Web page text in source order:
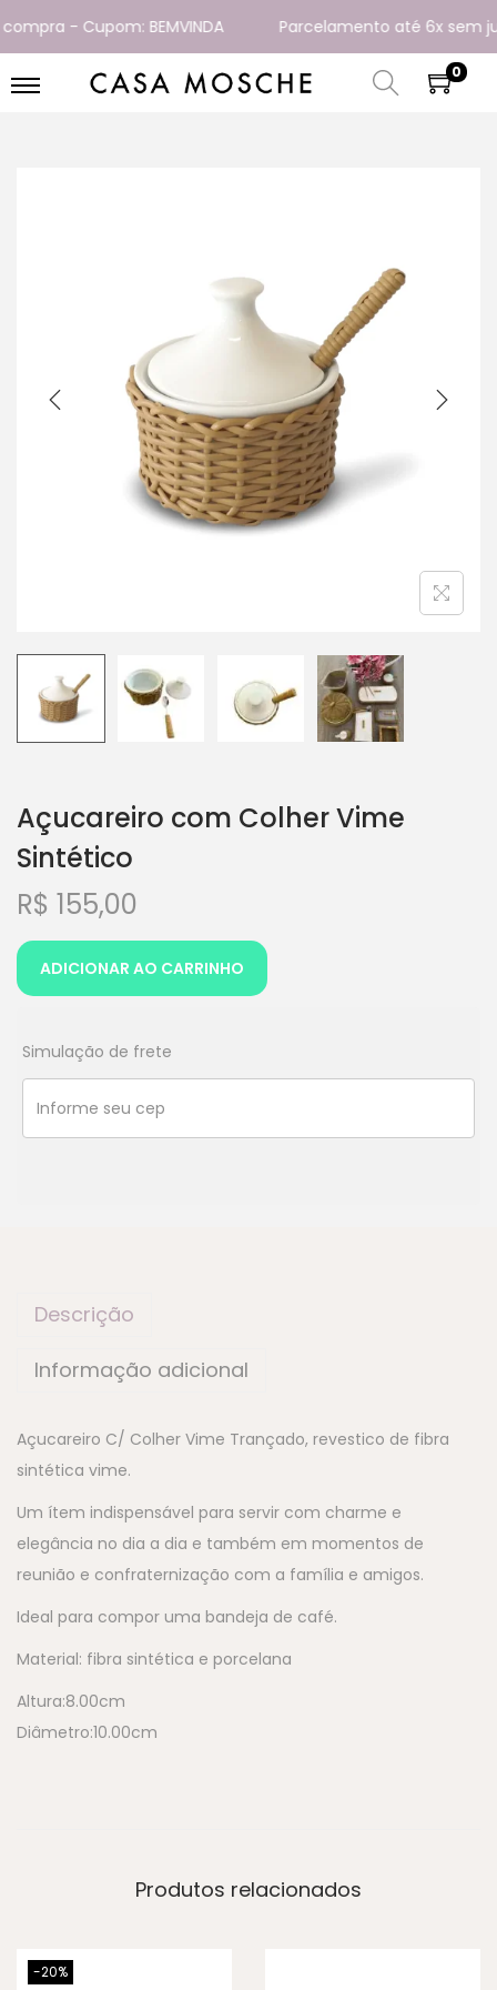
- Cupom: BEMVINDA Parcelamento até 6x sem
0
Açucareiro com Colher Vime
Sintético
R$ 155,00
ADICIONAR AO CARRINHO
Simulação de frete
Descrição
Informação adicional
Açucareiro C/ Colher Vime Trançado, revestico de fibra
sintética vime.
Um ítem indispensável para servir com charme e
elegância no dia a dia e também em momentos de
reunião e confraternização com a família e amigos.
Ideal para compor uma bandeja de café.
Material: fibra sintética e porcelana
Altura:8.00cm
Diâmetro:10.00cm
Produtos relacionados
-20%